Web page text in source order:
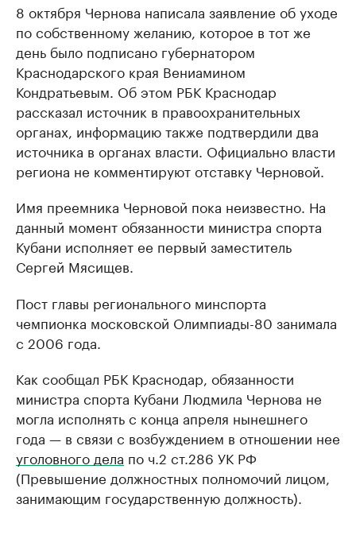
8 октября Чернова написала заявление об уходе
по собственному желанию, которое в тот же
день было подписано губернатором
Краснодарского края Вениамином
Кондратьевым. Об этом РБК Краснодар
рассказал источник в правоохранительных
органах, информацию также подтвердили два
источника в органах власти. Официально власти
региона не комментируют отставку Черновой.
Имя преемника Черновой пока неизвестно. На
данный момент обязанности министра спорта
Кубани исполняет ее первый заместитель
Сергей Мясищев.
Пост главы регионального минспорта
чемпионка московской Олимпиады-80 занимала
с 2006 года.
Как сообщал РБК Краснодар, обязанности
министра спорта Кубани Людмила Чернова не
могла исполнять с конца апреля нынешнего
года — в связи с возбуждением в отношении нее
уголовного дела по ч.2 ст.286 УК РФ
(Превышение должностных полномочий лицом,
занимающим государственную должность).